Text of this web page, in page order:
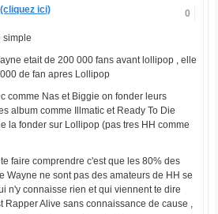
0
ici)
simple
etait de 200 000 fans avant lollipop , elle
de fan apres Lollipop
comme Nas et Biggie on fonder leurs
album comme Illmatic et Ready To Die
la fonder sur Lollipop (pas tres HH comme
faire comprendre c'est que les 80% des
Wayne ne sont pas des amateurs de HH se
n'y connaisse rien et qui viennent te dire
Rapper Alive sans connaissance de cause ,